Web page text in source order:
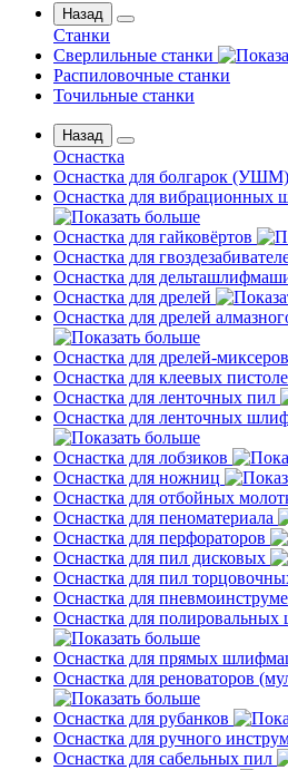
Назад
Станки
Сверлильные станки
Распиловочные станки
Точильные станки
Назад
Оснастка
Оснастка для болгарок (УШМ)
Оснастка для вибрационных
Оснастка для гайковёртов
Оснастка для
Оснастка для
Оснастка для дрелей
Оснастка для дрелей
Оснастка для дрелей-миксеров
Оснастка для клеевых
Оснастка для ленточных пил
Оснастка для ленточных
Оснастка для лобзиков
Оснастка для ножниц
Оснастка для отбойных
Оснастка для пеноматериала
Оснастка для перфораторов
Оснастка для пил дисковых
Оснастка для пил
Оснастка для
Оснастка для
Оснастка для прямых
Оснастка для реноваторов
Оснастка для рубанков
Оснастка для ручного
Оснастка для сабельных пил